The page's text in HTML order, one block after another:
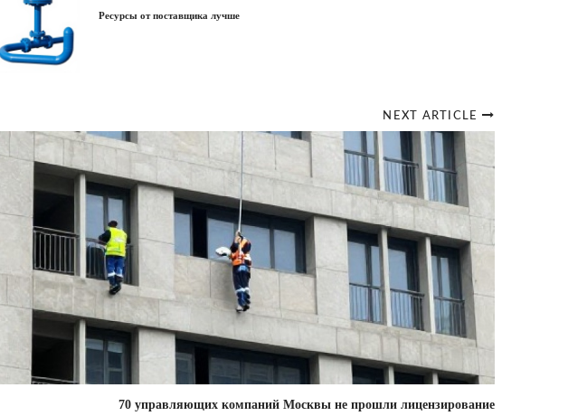
Ресурсы от поставщика лучше
NEXT ARTICLE
70 управляющих компаний Москвы не прошли лицензирование